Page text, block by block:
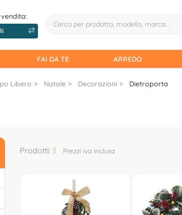
FAI DA TE ARREDO
Libero Natale Decorazioni Dietroporta
Prodotti: 3 Prezzi iva inclusa